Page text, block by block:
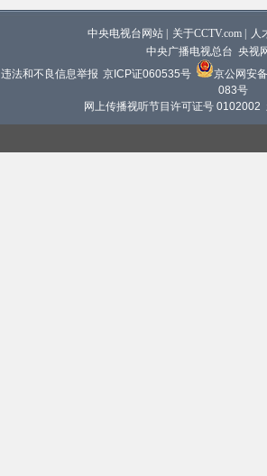
中央电视台网站 关于CCTV.com
人
中央广播电视总台 央视
违法和不良信息举报 京ICP证060535号
京公网安
083号
网上传播视听节目许可证号